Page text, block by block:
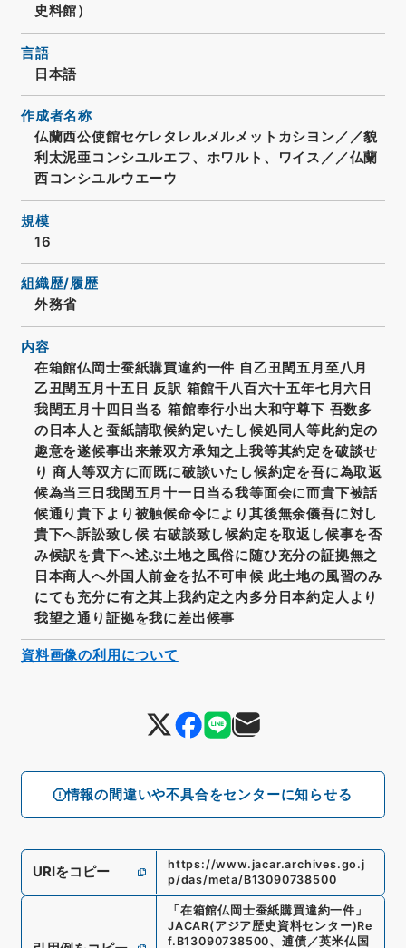
情報の間違いや不具合をセンターに知らせる
史料館）
言語
日本語
作成者名称
仏蘭西公使館セケレタレルメルメットカシヨン／／貌
利太泥亜コンシユルエフ、ホワルト、ワイス／／仏蘭
西コンシユルウエーウ
規模
16
組織歴/履歴
外務省
内容
在箱館仏岡士蚕紙購買違約一件 自乙丑閏五月至八月
乙丑閏五月十五日 反訳 箱館千八百六十五年七月六日
我閏五月十四日当る 箱館奉行小出大和守尊下 吾数多
の日本人と蚕紙請取候約定いたし候処同人等此約定の
趣意を遂候事出来兼双方承知之上我等其約定を破談せ
り 商人等双方に而既に破談いたし候約定を吾に為取返
候為当三日我閏五月十一日当る我等面会に而貴下被話
候通り貴下より被触候命令により其後無余儀吾に対し
貴下へ訴訟致し候 右破談致し候約定を取返し候事を否
み候訳を貴下へ述ぶ土地之風俗に随ひ充分の証拠無之
日本商人へ外国人前金を払不可申候 此土地の風習のみ
にても充分に有之其上我約定之内多分日本約定人より
我望之通り証拠を我に差出候事
URIをコピー
https://www.jacar.archives.go.j
p/das/meta/B13090738500
「在箱館仏岡士蚕紙購買違約一件 」
JACAR(アジア歴史資料センター)Re
f. B13090738500、 逋債／英米仏国
資料画像の利用について